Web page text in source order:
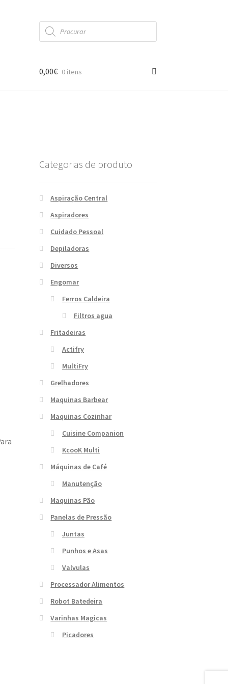
Products
search
0,00€ 0 itens
Categorias de produto
Aspiração Central
Aspiradores
Cuidado Pessoal
Depiladoras
Diversos
Engomar
Ferros Caldeira
Filtros agua
Fritadeiras
Actifry
MultiFry
Grelhadores
Maquinas Barbear
Maquinas Cozinhar
Cuisine Companion
KcooK Multi
Máquinas de Café
Manutenção
Maquinas Pão
Panelas de Pressão
Juntas
Punhos e Asas
Valvulas
Processador Alimentos
Robot Batedeira
Varinhas Magicas
Picadores